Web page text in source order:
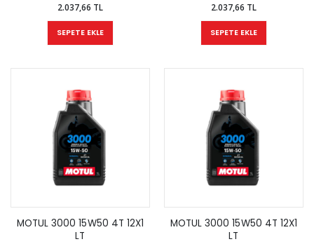
2.037,66 TL
SEPETE EKLE
2.037,66 TL
SEPETE EKLE
MOTUL 3000 15W50 4T 12X1
LT
MOTUL 3000 15W50 4T 12X1
LT